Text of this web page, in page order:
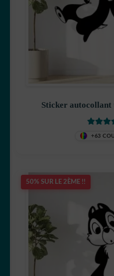
Les Minions
Maya l’abeille
Sticker autocollant
+63
50% SUR LE 2ÈME !!